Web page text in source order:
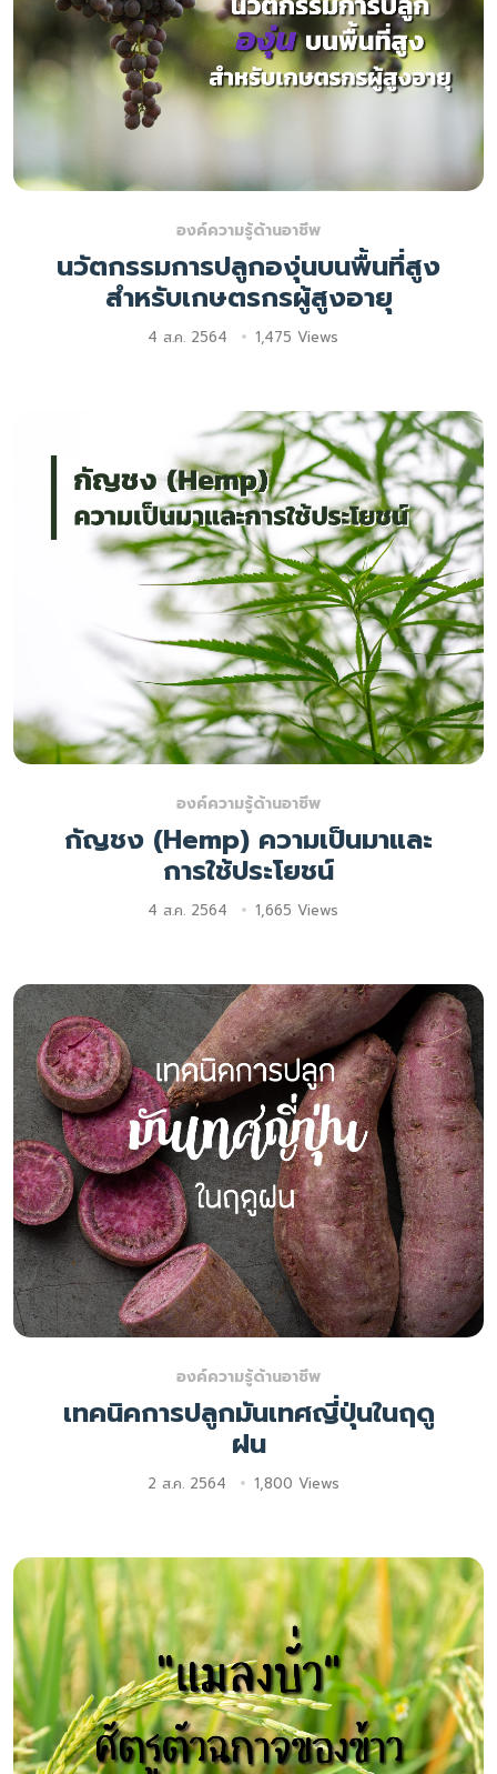
องค์ความรู้ด้านอาชีพ
นวัตกรรมการปลูกองุ่นบนพื้นที่สูง
สำหรับเกษตรกรผู้สูงอายุ
4 ส.ค. 2564 1,475 Views
องค์ความรู้ด้านอาชีพ
กัญชง (Hemp) ความเป็นมาและ
การใช้ประโยชน์
4 ส.ค. 2564 1,665 Views
องค์ความรู้ด้านอาชีพ
เทคนิคการปลูกมันเทศญี่ปุ่นในฤดู
ฝน
2 ส.ค. 2564 1,800 Views